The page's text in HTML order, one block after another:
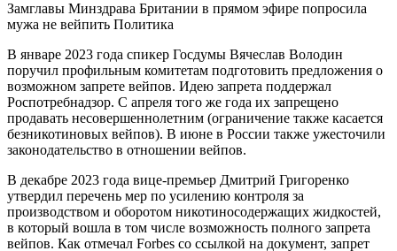
Замглавы Минздрава Британии в прямом эфире попросила
мужа не вейпить Политика
В январе 2023 года спикер Госдумы Вячеслав Володин
поручил профильным комитетам подготовить предложения о
возможном запрете вейпов. Идею запрета поддержал
Роспотребнадзор. С апреля того же года их запрещено
продавать несовершеннолетним (ограничение также касается
безникотиновых вейпов). В июне в России также ужесточили
законодательство в отношении вейпов.
В декабре 2023 года вице-премьер Дмитрий Григоренко
утвердил перечень мер по усилению контроля за
производством и оборотом никотиносодержащих жидкостей,
в который вошла в том числе возможность полного запрета
вейпов. Как отмечал Forbes со ссылкой на документ, запрет